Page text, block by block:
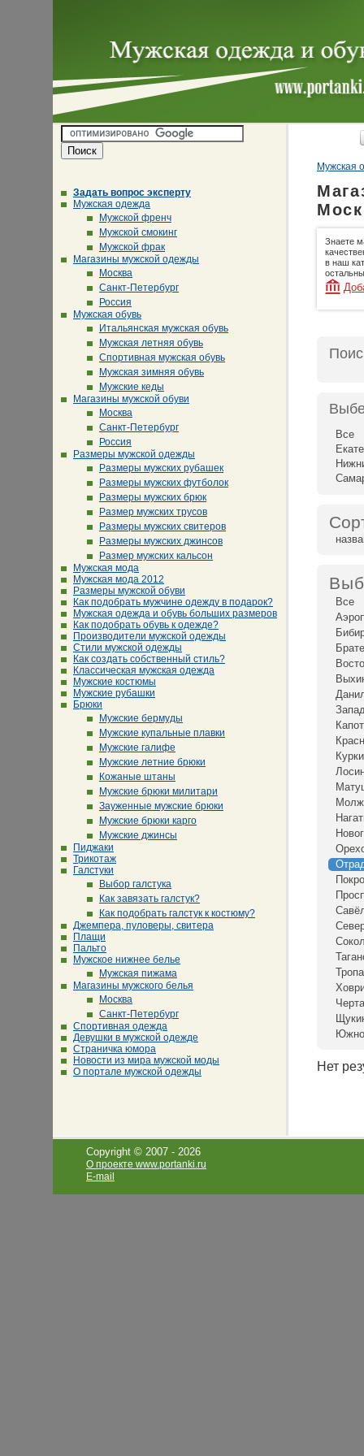
Задать вопрос эксперту
Мужская одежда
Мужской френч
Мужской смокинг
Мужской фрак
Магазины мужской одежды
Москва
Санкт-Петербург
Россия
Мужская обувь
Итальянская мужская обувь
Мужская летняя обувь
Спортивная мужская обувь
Мужская зимняя обувь
Мужские кеды
Магазины мужской обуви
Москва
Санкт-Петербург
Россия
Размеры мужской одежды
Размеры мужских рубашек
Размеры мужских футболок
Размеры мужских брюк
Размер мужских трусов
Размеры мужских свитеров
Размеры мужских джинсов
Размер мужских кальсон
Мужская мода
Мужская мода 2012
Размеры мужской обуви
Как подобрать мужчине одежду в подарок?
Мужская одежда и обувь больших размеров
Как подобрать обувь к одежде?
Производители мужской одежды
Стили мужской одежды
Как создать собственный стиль?
Классическая мужская одежда
Мужские костюмы
Мужские рубашки
Брюки
Мужские бермуды
Мужские купальные плавки
Мужские галифе
Мужские летние брюки
Кожаные штаны
Мужские брюки милитари
Зауженные мужские брюки
Мужские брюки карго
Мужские джинсы
Пиджаки
Трикотаж
Галстуки
Выбор галстука
Как завязать галстук?
Как подобрать галстук к костюму?
Джемпера, пуловеры, свитера
Плащи
Пальто
Мужское нижнее белье
Мужская пижама
Магазины мужского белья
Москва
Санкт-Петербург
Спортивная одежда
Девушки в мужской одежде
Страничка юмора
Новости из мира мужской моды
О портале мужской одежды
Мужская
Знаете
в наш
Все
Все
Нет
Copyright © 2007 - 2026
О проекте www.portanki.ru
E-mail